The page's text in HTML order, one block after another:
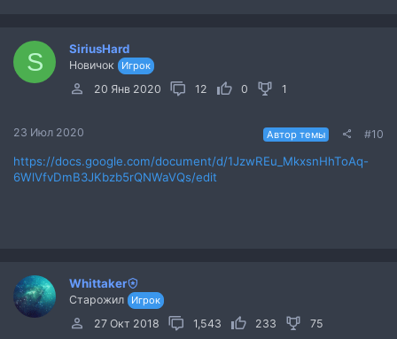
S SiriusHard
Новичок Игрок
20 Янв 2020 12 0 1
23 Июл 2020 Автор темы #10
https://docs.google.com/document/d/1JzwREu_MkxsnHhToAq-
6WlVfvDmB3JKbzb5rQNWaVQs/edit
Whittaker
Старожил Игрок
27 Окт 2018 1,543 233 75